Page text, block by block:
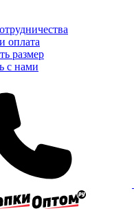
оплата
размер
с нами